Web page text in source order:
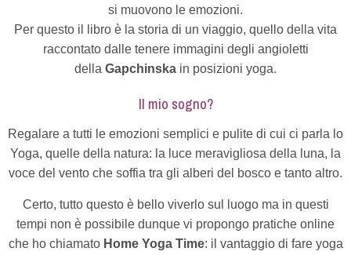
si muovono le emozioni.
Per questo il libro è la storia di un viaggio, quello della vita
raccontato dalle tenere immagini degli angioletti
della Gapchinska in posizioni yoga.
Il mio sogno?
Regalare a tutti le emozioni semplici e pulite di cui ci parla lo
Yoga, quelle della natura: la luce meravigliosa della luna, la
voce del vento che soffia tra gli alberi del bosco e tanto altro.
Certo, tutto questo è bello viverlo sul luogo ma in questi
tempi non è possibile dunque vi propongo pratiche online
che ho chiamato Home Yoga Time: il vantaggio di fare yoga